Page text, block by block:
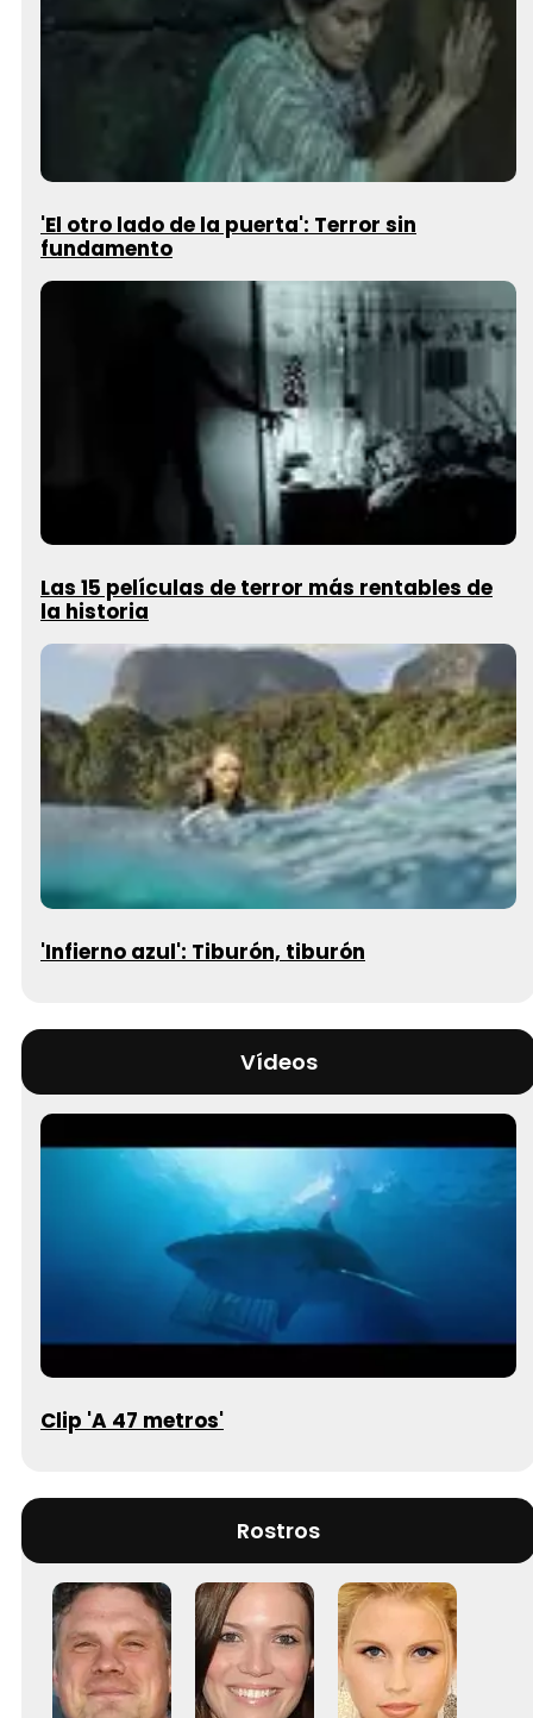
'El otro lado de la puerta': Terror sin
fundamento
Las 15 películas de terror más rentables de
la historia
'Infierno azul': Tiburón, tiburón
Vídeos
Clip 'A 47 metros'
Rostros